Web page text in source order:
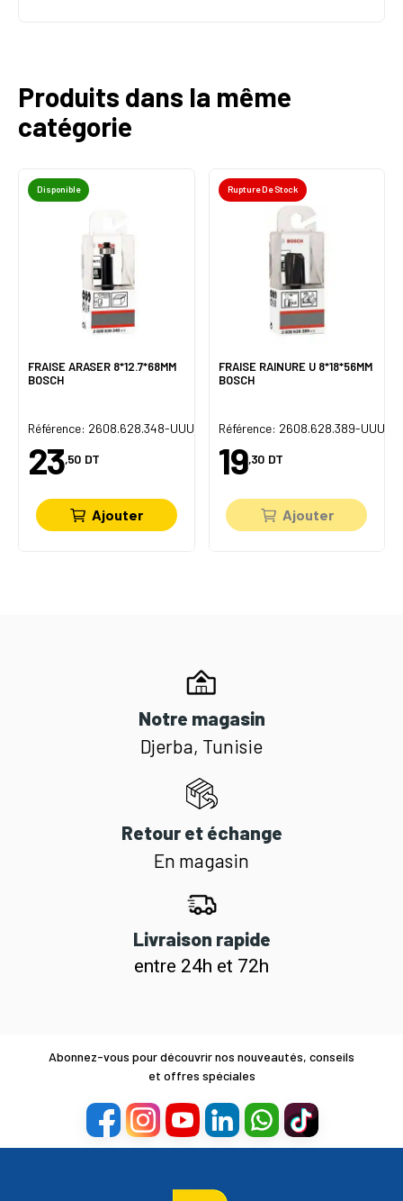
Produits dans la même
catégorie
Disponible
FRAISE ARASER 8*12.7*68MM
BOSCH
Référence: 2608.628.348-UUU
23,50 DT
Ajouter
Rupture De Stock
FRAISE RAINURE U 8*18*56MM
BOSCH
Référence: 2608.628.389-UUU
19,30 DT
Ajouter
Notre magasin
Djerba, Tunisie
Retour et échange
En magasin
Livraison rapide
entre 24h et 72h
Abonnez-vous pour découvrir nos nouveautés, conseils
et offres spéciales